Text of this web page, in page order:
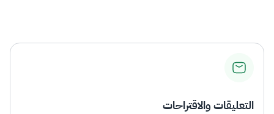
التعليقات والاقتراحات